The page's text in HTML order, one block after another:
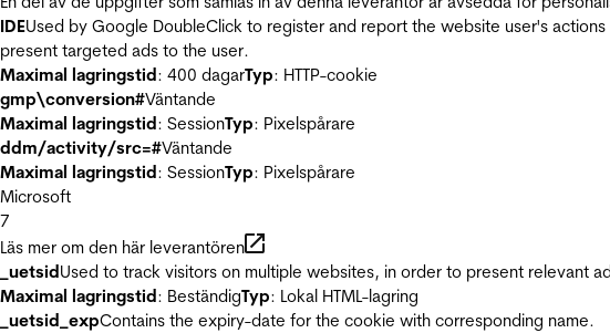
IDEUsed by Google DoubleClick to register and report the website user's
present targeted ads to the user.
Maximal lagringstid: 400 dagarTyp: HTTP-cookie
gmp\conversion#Väntande
Maximal lagringstid: SessionTyp: Pixelspårare
ddm/activity/src=#Väntande
Maximal lagringstid: SessionTyp: Pixelspårare
Microsoft
7
Läs mer om den här leverantören
_uetsidUsed to track visitors on multiple websites, in order to present relevant
Maximal lagringstid: BeständigTyp: Lokal HTML-lagring
_uetsid_expContains the expiry-date for the cookie with corresponding name.